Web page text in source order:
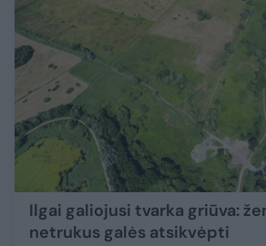
Ilgai galiojusi tvarka griūva:
netrukus galės atsikvėpti